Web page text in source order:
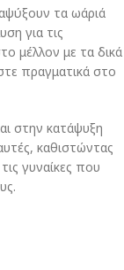
τα ωάριά
για τις
μέλλον με τα δικά
πραγματικά στο
στην κατάψυξη
καθιστώντας
γυναίκες που